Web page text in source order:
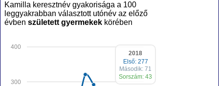
Kamilla keresztnév gyakorisága a 100
leggyakrabban választott utónév az előző
évben született gyermekek körében
300
400
2018
Első: 277
Második: 71
Sorszám: 43